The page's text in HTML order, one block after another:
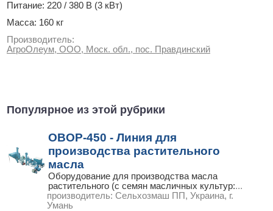
Питание: 220 / 380 В (3 кВт)
Масса: 160 кг
Производитель:
АгроОлеум, ООО, Моск. обл., пос. Правдинский
Популярное из этой рубрики
ОВОР-450 - Линия для
производства растительного
масла
Оборудование для производства масла
растительного (с семян масличных культур:...
производитель: Сельхозмаш ПП, Украина, г.
Умань